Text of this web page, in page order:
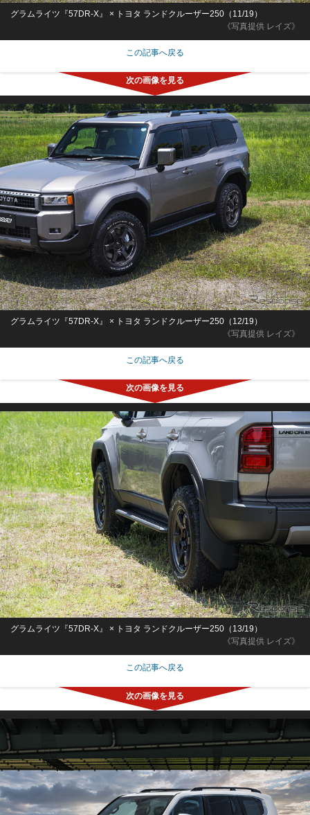
《写真提供 レイズ》
グラムライツ『57DR-X』 × トヨタ ランドクルーザー250（11/19）
この記事へ戻る
《写真提供 レイズ》
グラムライツ『57DR-X』 × トヨタ ランドクルーザー250（12/19）
この記事へ戻る
《写真提供 レイズ》
グラムライツ『57DR-X』 × トヨタ ランドクルーザー250（13/19）
この記事へ戻る